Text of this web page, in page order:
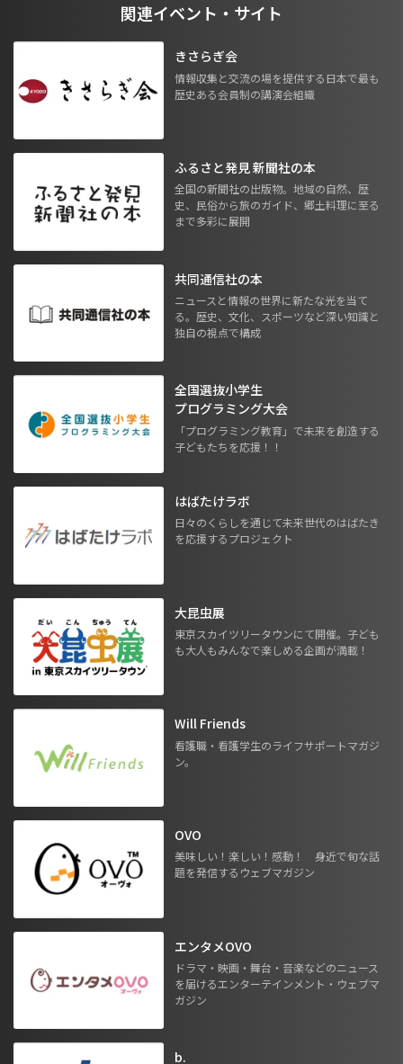
関連イベント・サイト
きさらぎ会
情報収集と交流の場を提供する日本で最も
歴史ある会員制の講演会組織
ふるさと発見 新聞社の本
全国の新聞社の出版物。地域の自然、歴
史、民俗から旅のガイド、郷土料理に至る
まで多彩に展開
共同通信社の本
ニュースと情報の世界に新たな光を当て
る。歴史、文化、スポーツなど深い知識と
独自の視点で構成
全国選抜小学生
プログラミング大会
「プログラミング教育」で未来を創造する
子どもたちを応援！！
はばたけラボ
日々のくらしを通じて未来世代のはばたき
を応援するプロジェクト
大昆虫展
東京スカイツリータウンにて開催。子ども
も大人もみんなで楽しめる企画が満載！
Will Friends
看護職・看護学生のライフサポートマガジ
ン。
OVO
美味しい！楽しい！感動！ 身近で旬な話
題を発信するウェブマガジン
エンタメOVO
ドラマ・映画・舞台・音楽などのニュース
を届けるエンターテインメント・ウェブマ
ガジン
b.